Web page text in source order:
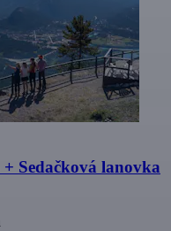
Sedačková lanovka